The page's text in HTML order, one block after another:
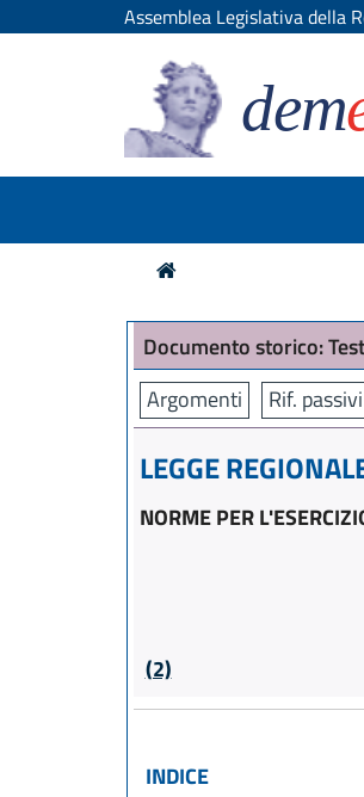
Assemblea Legislativa della
dem
Documento storico:
Argomenti
Rif. passivi
LEGGE
NORME PER
(2)
INDICE